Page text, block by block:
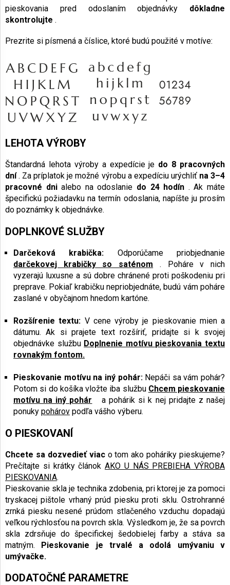
pieskovania pred odoslaním objednávky dôkladne
skontrolujte .
Prezrite si písmená a číslice, ktoré budú použité v motíve:
LEHOTA VÝROBY
Štandardná lehota výroby a expedície je do 8 pracovných
dní. Za príplatok je možné výrobu a expedíciu urýchliť na 3–4
pracovné dnialebo na odoslanie do 24 hodín . Ak máte
špecifickú požiadavku na termín odoslania, napíšte ju prosím
do poznámky k objednávke.
DOPLNKOVÉ SLUŽBY
Darčeková krabička: Odporúčame priobjednanie
darčekovej krabičky so saténom
. Poháre v nich
vyzerajú luxusne a sú dobre chránené proti poškodeniu pri
preprave. Pokiaľ krabičku nepriobjednáte, budú vám poháre
zaslané v obyčajnom hnedom kartóne.
Rozšírenie textu: V cene výroby je pieskovanie mien a
dátumu. Ak si prajete text rozšíriť, pridajte si k svojej
objednávke službu Doplnenie motívu pieskovania textu
rovnakým fontom.
Pieskovanie motívu na iný pohár:Nepáči sa vám pohár?
Potom si do košíka vložte iba službu Chcem pieskovanie
motívu na iný pohár
a pohárik si k nej pridajte z našej
ponuky pohárov podľa vášho výberu.
O PIESKOVANÍ
Chcete sa dozvedieť viaco tom ako poháriky pieskujeme?
Prečítajte si krátky článok AKO U NÁS PREBIEHA VÝROBA
PIESKOVANIA.
Pieskovanie skla je technika zdobenia, pri ktorej je za pomoci
tryskacej pištole vrhaný prúd piesku proti sklu. Ostrohranné
zrnká piesku nesené prúdom stlačeného vzduchu dopadajú
veľkou rýchlosťou na povrch skla. Výsledkom je, že sa povrch
skla zdrsňuje do špecifickej šedobielej farby a stáva sa
matným.
Pieskovanie je trvalé a odolá umývaniu v
umývačke.
DODATOČNÉ PARAMETRE